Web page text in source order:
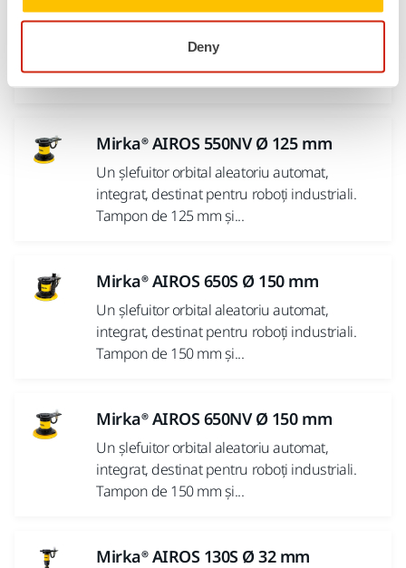
Deny
integrat, destinat pentru roboți industriali.
Tampon de 125 mm și...
Mirka® AIROS 550NV Ø 125 mm
Un șlefuitor orbital aleatoriu automat,
integrat, destinat pentru roboți industriali.
Tampon de 125 mm și...
Mirka® AIROS 650S Ø 150 mm
Un șlefuitor orbital aleatoriu automat,
integrat, destinat pentru roboți industriali.
Tampon de 150 mm și...
Mirka® AIROS 650NV Ø 150 mm
Un șlefuitor orbital aleatoriu automat,
integrat, destinat pentru roboți industriali.
Tampon de 150 mm și...
Mirka® AIROS 130S Ø 32 mm